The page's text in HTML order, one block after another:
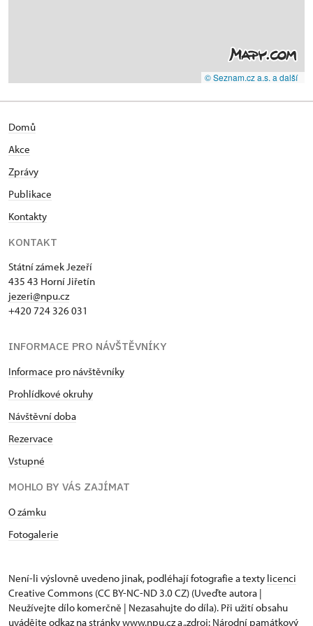
© Seznam.cz a.s. a další
Domů
Akce
Zprávy
Publikace
Kontakty
KONTAKT
Státní zámek Jezeří
435 43 Horní Jiřetín
jezeri@npu.cz
+420 724 326 031
INFORMACE PRO NÁVŠTĚVNÍKY
Informace pro návštěvníky
Prohlídkové okruhy
Návštěvní doba
Rezervace
Vstupné
MOHLO BY VÁS ZAJÍMAT
O zámku
Fotogalerie
Není-li výslovně uvedeno jinak, podléhají fotografie a texty licenci
Creative Commons (CC BY-NC-ND 3.0 CZ) (Uveďte autora |
Neužívejte dílo komerčně | Nezasahujte do díla). Při užití obsahu
uvádějte odkaz na stránky www.npu.cz a „zdroj: Národní památkový